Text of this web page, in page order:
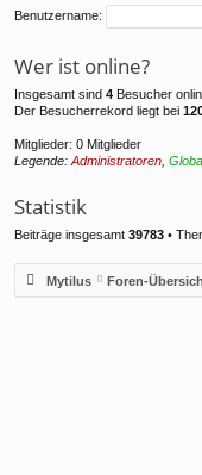
Benutzername:
Wer ist online?
Insgesamt sind 4 Besucher
Der Besucherrekord liegt bei
Mitglieder: 0 Mitglieder
Legende: Administratoren
Statistik
Beiträge insgesamt 39783 •
Mytilus Foren-